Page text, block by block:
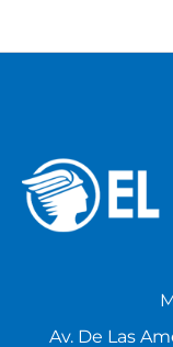
Av. De Las